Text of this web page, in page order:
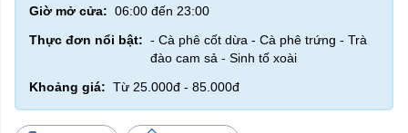
Giờ mở cửa: 06:00 đến 23:00
Thực đơn nổi bật: - Cà phê cốt dừa - Cà phê trứng - Trà
đào cam sả - Sinh tố xoài
Khoảng giá: Từ 25.000đ - 85.000đ